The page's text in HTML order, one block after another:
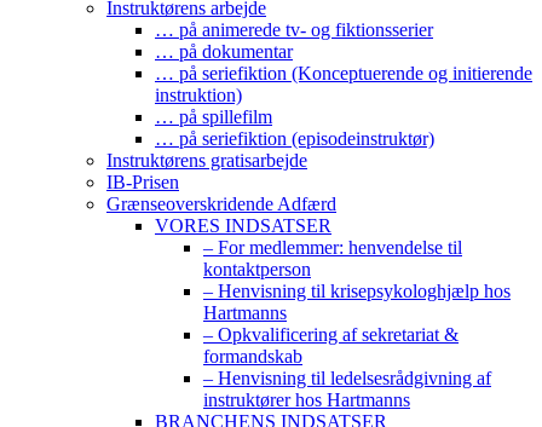
Instruktørens arbejde
… på animerede tv- og fiktionsserier
… på dokumentar
… på seriefiktion (Konceptuerende og initierende
instruktion)
… på spillefilm
… på seriefiktion (episodeinstruktør)
Instruktørens gratisarbejde
IB-Prisen
Grænseoverskridende Adfærd
VORES INDSATSER
– For medlemmer: henvendelse til
kontaktperson
– Henvisning til krisepsykologhjælp hos
Hartmanns
– Opkvalificering af sekretariat &
formandskab
– Henvisning til ledelsesrådgivning af
instruktører hos Hartmanns
BRANCHENS INDSATSER